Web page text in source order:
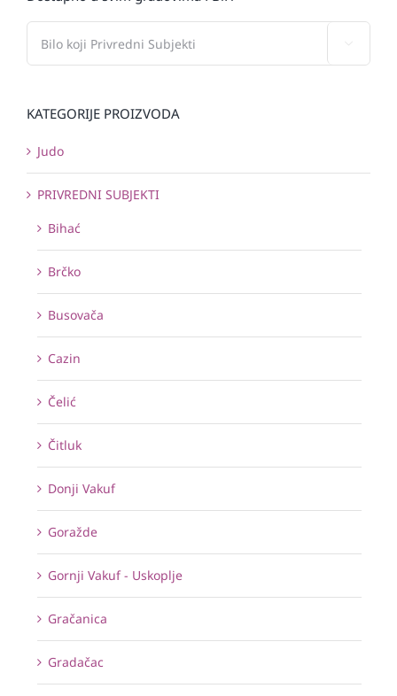
KATEGORIJE PROIZVODA
Judo
PRIVREDNI SUBJEKTI
Bihać
Brčko
Busovača
Cazin
Čelić
Čitluk
Donji Vakuf
Goražde
Gornji Vakuf - Uskoplje
Gračanica
Gradačac